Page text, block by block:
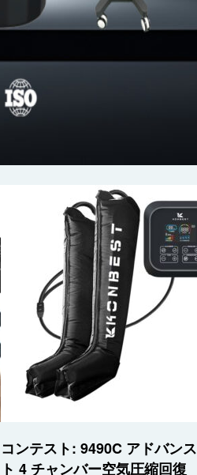
コンテスト: 9490C アドバンス
ト 4 チャンバー空気圧縮回復